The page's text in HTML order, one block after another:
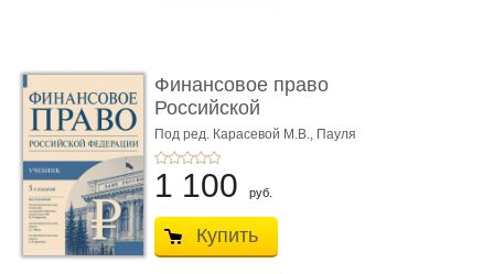
Финансовое право
Российской
Федерации. 5-е изд�
...
Под ред. Карасевой М.В., Пауля
А.Г., Красюкова А.В.
1 100 руб.
Купить